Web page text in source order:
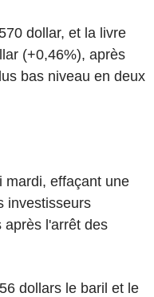
dollar, et la livre
(+0,46%), après
bas niveau en deux
mardi, effaçant une
investisseurs
après l'arrêt des
dollars le baril et le